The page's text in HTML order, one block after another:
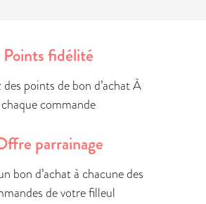
Points fidélité
points de bon d’achat À
chaque commande
parrainage
bon d’achat à chacune des
de votre filleul